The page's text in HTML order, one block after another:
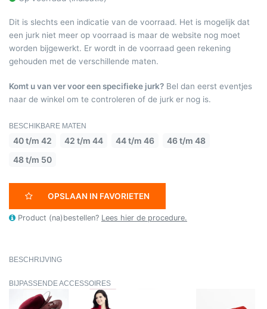
Dit is slechts een indicatie van de voorraad. Het is mogelijk dat
een jurk niet meer op voorraad is maar de website nog moet
worden bijgewerkt. Er wordt in de voorraad geen rekening
gehouden met de verschillende maten.
Komt u van ver voor een specifieke jurk? Bel dan eerst eventjes
naar de winkel om te controleren of de jurk er nog is.
BESCHIKBARE MATEN
40 t/m 42 42 t/m 44 44 t/m 46
46 t/m 48
48 t/m 50
OPSLAAN IN FAVORIETEN
Product (na)bestellen? Lees hier de procedure.
BESCHRIJVING
BIJPASSENDE ACCESSOIRES